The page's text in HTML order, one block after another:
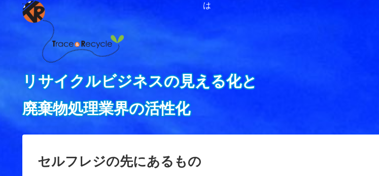
は
リサイクルビジネスの見える化と
廃棄物処理業界の活性化
セルフレジの先にあるもの